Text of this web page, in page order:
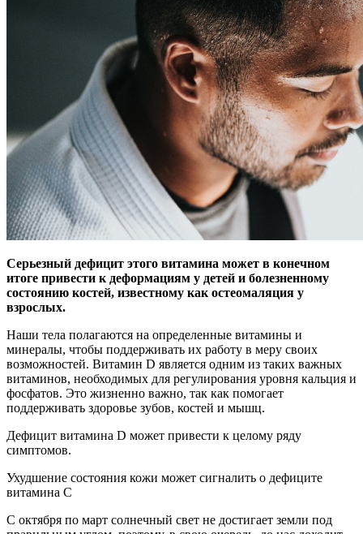
Серьезный дефицит этого витамина может в конечном
итоге привести к деформациям у детей и болезненному
состоянию костей, известному как остеомаляция у
взрослых.
Наши тела полагаются на определенные витамины и
минералы, чтобы поддерживать их работу в меру своих
возможностей. Витамин D является одним из таких важных
витаминов, необходимых для регулирования уровня кальция и
фосфатов. Это жизненно важно, так как помогает
поддерживать здоровье зубов, костей и мышц.
Дефицит витамина D может привести к целому ряду
симптомов.
Ухудшение состояния кожи может сигналить о дефиците
витамина С
С октября по март солнечный свет не достигает земли под